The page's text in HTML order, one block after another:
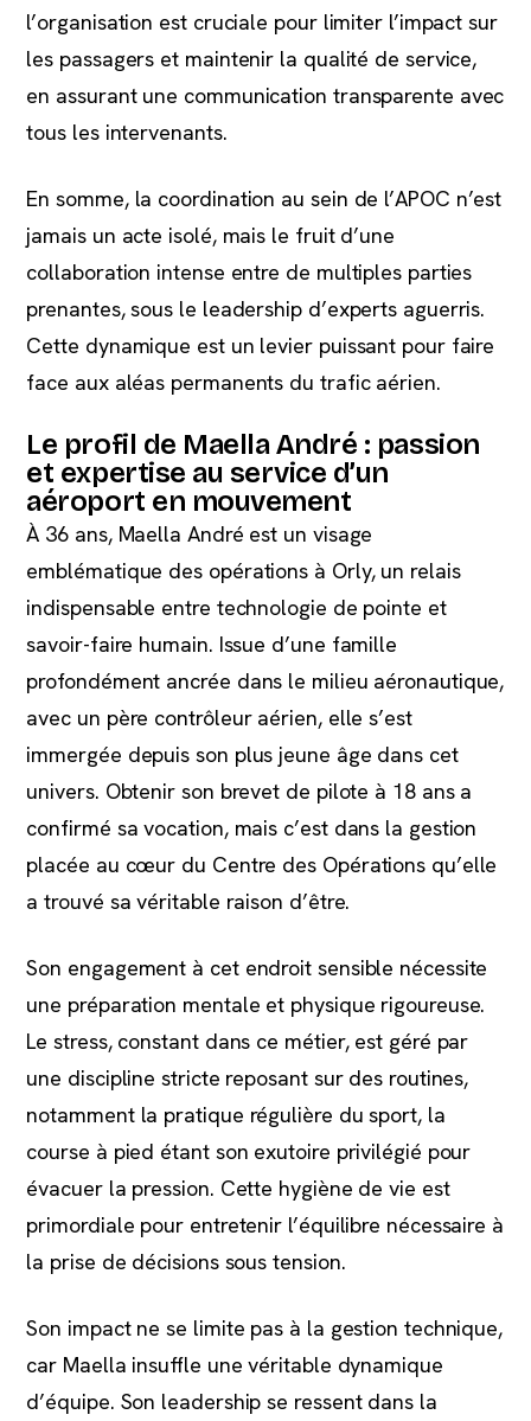
l’organisation est cruciale pour limiter l’impact sur
les passagers et maintenir la qualité de service,
en assurant une communication transparente avec
tous les intervenants.
En somme, la coordination au sein de l’APOC n’est
jamais un acte isolé, mais le fruit d’une
collaboration intense entre de multiples parties
prenantes, sous le leadership d’experts aguerris.
Cette dynamique est un levier puissant pour faire
face aux aléas permanents du trafic aérien.
Le profil de Maella André : passion
et expertise au service d’un
aéroport en mouvement
À 36 ans, Maella André est un visage
emblématique des opérations à Orly, un relais
indispensable entre technologie de pointe et
savoir-faire humain. Issue d’une famille
profondément ancrée dans le milieu aéronautique,
avec un père contrôleur aérien, elle s’est
immergée depuis son plus jeune âge dans cet
univers. Obtenir son brevet de pilote à 18 ans a
confirmé sa vocation, mais c’est dans la gestion
placée au cœur du Centre des Opérations qu’elle
a trouvé sa véritable raison d’être.
Son engagement à cet endroit sensible nécessite
une préparation mentale et physique rigoureuse.
Le stress, constant dans ce métier, est géré par
une discipline stricte reposant sur des routines,
notamment la pratique régulière du sport, la
course à pied étant son exutoire privilégié pour
évacuer la pression. Cette hygiène de vie est
primordiale pour entretenir l’équilibre nécessaire à
la prise de décisions sous tension.
Son impact ne se limite pas à la gestion technique,
car Maella insuffle une véritable dynamique
d’équipe. Son leadership se ressent dans la